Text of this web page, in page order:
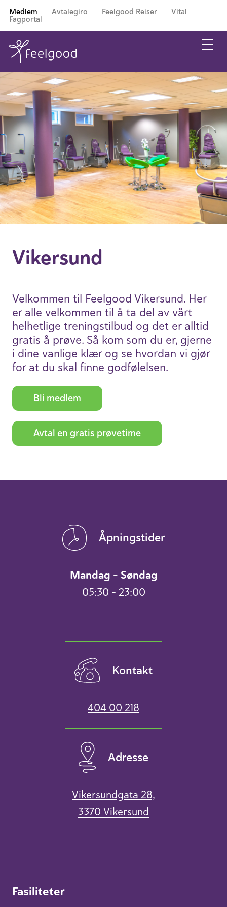
Medlem Avtalegiro Feelgood Reiser Vital
Fagportal
Viker­sund
Velkommen til Feelgood Viker­sund. Her
er alle velkommen til å ta del av vårt
helhet­lige trenings­tilbud og det er alltid
gratis å prøve. Så kom som du er, gjerne
i dine vanlige klær og se hvordan vi gjør
for at du skal finne godfø­lelsen.
Bli medlem
Avtal en gratis prøve­time
Åpningstider
Mandag – Søndag
05:30 – 23:00
Kontakt
404 00 218
Adresse
Vikersundgata 28,
3370 Vikersund
Fasiliteter